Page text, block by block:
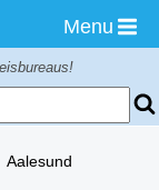
Menu
Aalesund